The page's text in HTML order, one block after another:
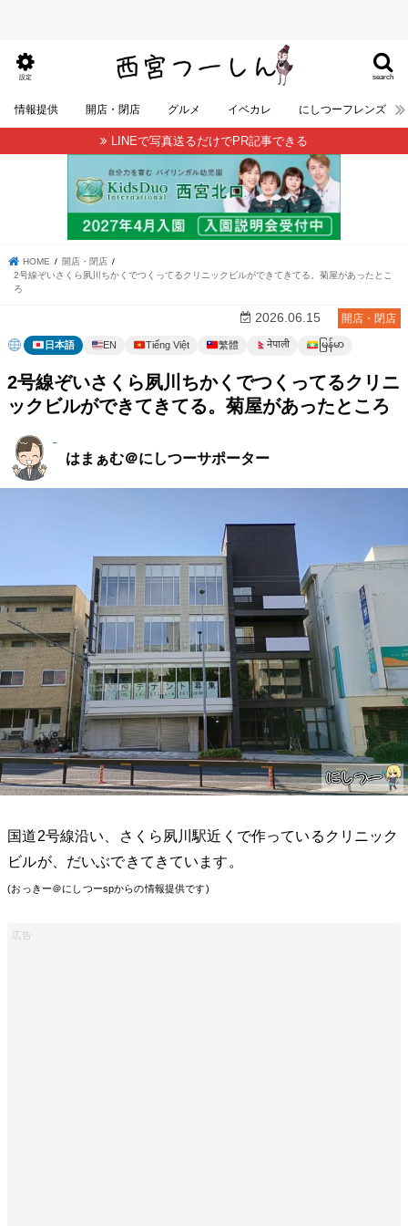
search
設定
情報提供 開店・閉店 グルメ イベカレ にしつーフレンズ
LINEで写真送るだけでPR記事できる
HOME
開店・閉店
2号線ぞいさくら夙川ちかくでつくってるクリニックビルができてきてる。菊屋があったとこ
ろ
開店・閉店
2026.06.15
日本語 EN Tiếng Việt 繁體 नेपाली မြန်မာ
2号線ぞいさくら夙川ちかくでつくってるクリニ
ックビルができてきてる。菊屋があったところ
はまぁむ＠にしつーサポーター
国道2号線沿い、さくら夙川駅近くで作っているクリニック
ビルが、だいぶできてきています。
(おっきー＠にしつーspからの情報提供です)